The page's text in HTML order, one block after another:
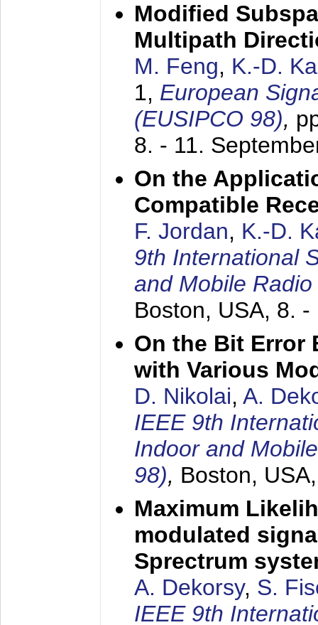
Modified
Multipath
M. Feng, K.-D.
1, European
(EUSIPCO 98),
8. - 11.
On the
Compatible
F. Jordan, K.-D.
9th International
and Mobile
Boston, USA, 8. -
On the Bit Error
with Various
D. Nikolai, A.
IEEE 9th
Indoor and
98), Boston,
Maximum
modulated
Sprectrum
A. Dekorsy, S.
IEEE 9th